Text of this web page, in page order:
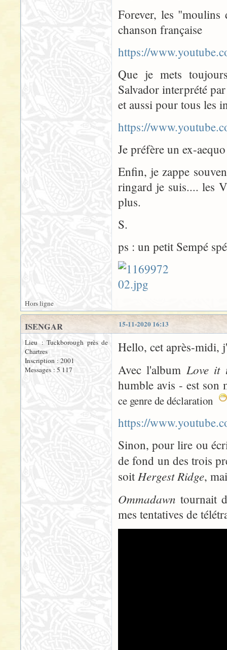
Forever, les
chanson française
https://
Que je mets
Salvador interprété
et aussi pour tous les
https://
Je préfère un ex-
Enfin, je zappe
ringard je suis.... les
plus.
S.
ps : un petit Sempé
Hors ligne
15-11-2020 16:13
ISENGAR
Lieu : Tuckborough près de
Chartres
Inscription : 2001
Messages : 5 117
Hello, cet après-midi,
Avec l'album Love it
humble avis - est son
ce genre de déclaration
https://
Sinon, pour lire ou
de fond un des trois
soit Hergest Ridge,
Ommadawn tournait
mes tentatives de